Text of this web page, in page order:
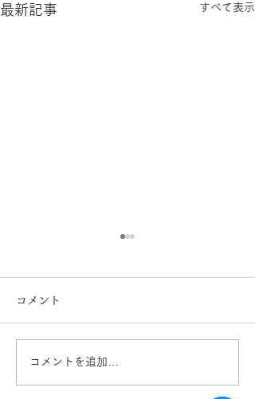
最新記事 すべて表示
DJUAL/デュアル LT-
コメント
コメントを追加…